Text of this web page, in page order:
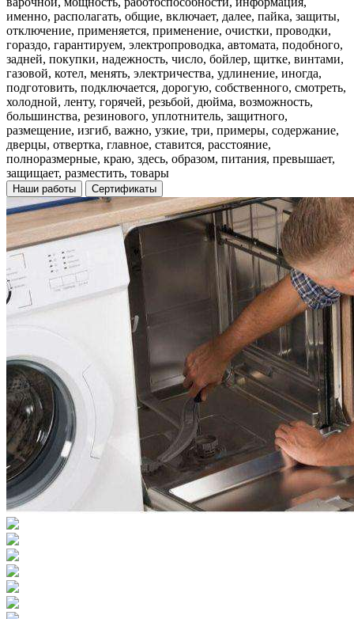
именно, располагать, общие, включает, далее, пайка, защиты,
отключение, применяется, применение, очистки, проводки,
гораздо, гарантируем, электропроводка, автомата, подобного,
задней, покупки, надежность, число, бойлер, щитке, винтами,
газовой, котел, менять, электричества, удлинение, иногда,
подготовить, подключается, дорогую, собственного, смотреть,
холодной, ленту, горячей, резьбой, дюйма, возможность,
большинства, резинового, уплотнитель, защитного,
размещение, изгиб, важно, узкие, три, примеры, содержание,
дверцы, отвертка, главное, ставится, расстояние,
полноразмерные, краю, здесь, образом, питания, превышает,
защищает, разместить, товары
Наши работы Сертификаты